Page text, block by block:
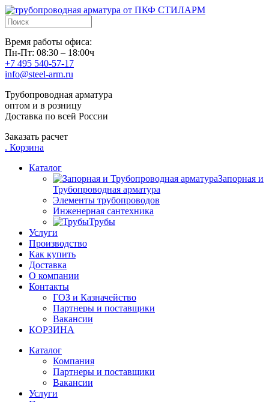
Время работы офиса:
Пн-Пт: 08:30 – 18:00ч
+7 495 540-57-17
info@steel-arm.ru
Трубопроводная арматура
оптом и в розницу
Доставка по всей России
Заказать расчет
. Корзина
Каталог
Запорная и
Трубопроводная арматура
Элементы трубопроводов
Инженерная сантехника
Трубы
Услуги
Производство
Как купить
Доставка
О компании
Контакты
ГОЗ и Казначейство
Партнеры и поставщики
Вакансии
КОРЗИНА
Каталог
Компания
Партнеры и поставщики
Вакансии
Услуги